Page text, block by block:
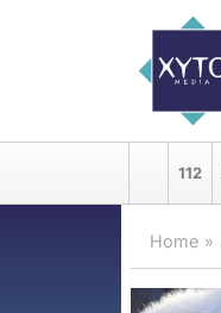
112
Home